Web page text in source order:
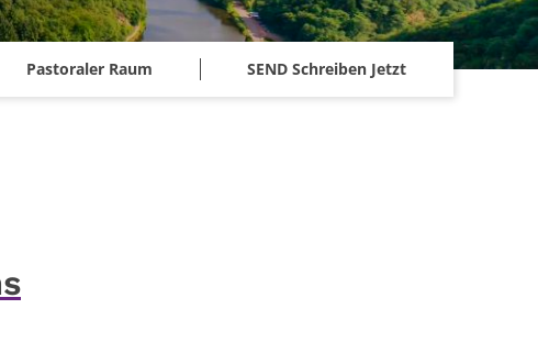
Pastoraler Raum SEND Schreiben Jetzt